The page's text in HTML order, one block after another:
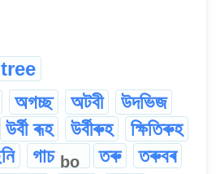
tree
অগচ্ছ অটবী
উদভিজ
উৰ্বী ৰূহ উৰ্বীৰুহ
ক্ষিতিৰুহ
গাচ bo তৰু
তৰুবৰ